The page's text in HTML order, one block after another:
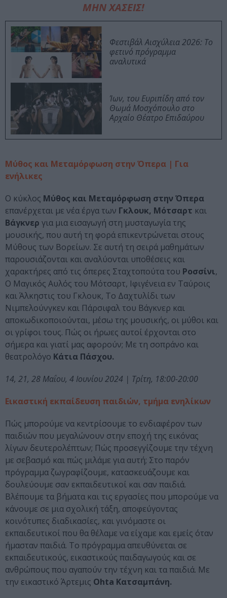
ΜΗΝ ΧΑΣΕΙΣ!
Φεστιβάλ Αισχύλεια 2026: Το
φετινό πρόγραμμα
αναλυτικά
Ίων, του Ευριπίδη από τον
Θωμά Μοσχόπουλο στο
Αρχαίο Θέατρο Επιδαύρου
Μύθος και Μεταμόρφωση στην Όπερα | Για
ενήλικες
Ο κύκλος Μύθος και Μεταμόρφωση στην Όπερα
επανέρχεται με νέα έργα των Γκλουκ, Μότσαρτ και
Βάγκνερ για μια εισαγωγή στη μυσταγωγία της
μουσικής, που αυτή τη φορά επικεντρώνεται στους
Μύθους των Βορείων. Σε αυτή τη σειρά μαθημάτων
παρουσιάζονται και αναλύονται υποθέσεις και
χαρακτήρες από τις όπερες Σταχτοπούτα του Ροσσίνι,
Ο Μαγικός Αυλός του Μότσαρτ, Ιφιγένεια εν Ταύροις
και Άλκηστις του Γκλουκ, Το Δαχτυλίδι των
Νιμπελούνγκεν και Πάρσιφαλ του Βάγκνερ και
αποκωδικοποιούνται, μέσω της μουσικής, οι μύθοι και
οι γρίφοι τους. Πώς οι ήρωες αυτοί έρχονται στο
σήμερα και γιατί μας αφορούν; Με τη σοπράνο και
θεατρολόγο Κάτια Πάσχου.
14, 21, 28 Μαΐου, 4 Ιουνίου 2024 | Τρίτη, 18:00-20:00
Εικαστική εκπαίδευση παιδιών, τμήμα ενηλίκων
Πώς μπορούμε να κεντρίσουμε το ενδιαφέρον των
παιδιών που μεγαλώνουν στην εποχή της εικόνας
λίγων δευτερολέπτων; Πώς προσεγγίζουμε την τέχνη
με σεβασμό και πώς μιλάμε για αυτή; Στο παρόν
πρόγραμμα ζωγραφίζουμε, κατασκευάζουμε και
δουλεύουμε σαν εκπαιδευτικοί και σαν παιδιά.
Βλέπουμε τα βήματα και τις εργασίες που μπορούμε να
κάνουμε σε μια σχολική τάξη, αποφεύγοντας
κοινότυπες διαδικασίες, και γινόμαστε οι
εκπαιδευτικοί που θα θέλαμε να είχαμε και εμείς όταν
ήμασταν παιδιά. Το πρόγραμμα απευθύνεται σε
εκπαιδευτικούς, εικαστικούς παιδαγωγούς και σε
ανθρώπους που αγαπούν την τέχνη και τα παιδιά. Με
την εικαστικό Άρτεμις Ohta Κατσαμπάνη.